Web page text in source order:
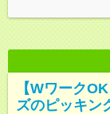
【Wワーク
ズのピッキン